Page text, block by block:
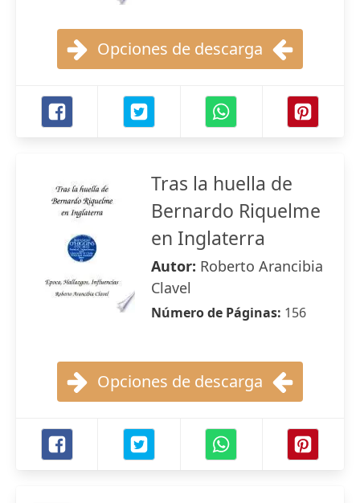
Opciones de descarga
Tras la huella de
Bernardo Riquelme
en Inglaterra
Autor: Roberto Arancibia
Clavel
Número de Páginas: 156
Opciones de descarga